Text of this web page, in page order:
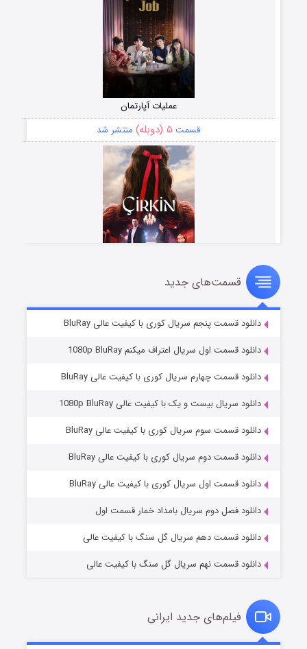
عملیات آپارتمان
قسمت ۵ (دوبله) منتشر شد
سریال زشت
قسمت۲ (زیرنویس) منتشر شد
مردگان متحرک: شهر مرده ۳
قسمت۲ (زیرنویس) منتشر شد
قسمت‌های جدید
دانلود قسمت پنجم سریال کوری با کیفیت عالی BluRay
دانلود قسمت اول سریال اعتراف میکنم 1080p BluRay
دانلود قسمت چهارم سریال کوری با کیفیت عالی BluRay
دانلود سریال بیست و یک با کیفیت عالی 1080p BluRay
دانلود قسمت سوم سریال کوری با کیفیت عالی BluRay
دانلود قسمت دوم سریال کوری با کیفیت عالی BluRay
دانلود قسمت اول سریال کوری با کیفیت عالی BluRay
دانلود فصل دوم سریال بامداد خمار قسمت اول
دانلود قسمت دهم سریال گل سنگ با کیفیت عالی
دانلود قسمت نهم سریال گل سنگ با کیفیت عالی
فیلم‌های جدید ایرانی